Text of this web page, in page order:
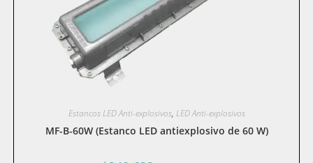
Estancos LED Anti-explosivos, LED Anti-explosivos
MF-B-60W (Estanco LED antiexplosivo de 60 W)